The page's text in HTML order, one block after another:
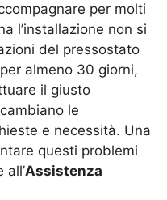
per molti
l’installazione non si
del pressostato
almeno 30 giorni,
il giusto
le
e necessità. Una
questi problemi
Assistenza